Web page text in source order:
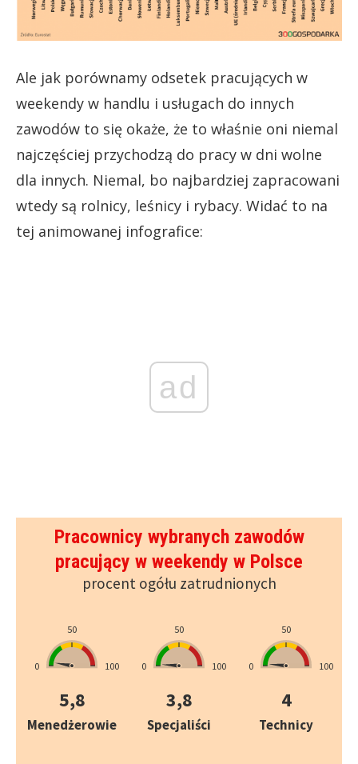
Ale jak porównamy odsetek pracujących w
weekendy w handlu i usługach do innych
zawodów to się okaże, że to właśnie oni niemal
najczęściej przychodzą do pracy w dni wolne
dla innych. Niemal, bo najbardziej zapracowani
wtedy są rolnicy, leśnicy i rybacy. Widać to na
tej animowanej infografice:
ad